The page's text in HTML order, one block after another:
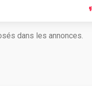
dans les annonces.